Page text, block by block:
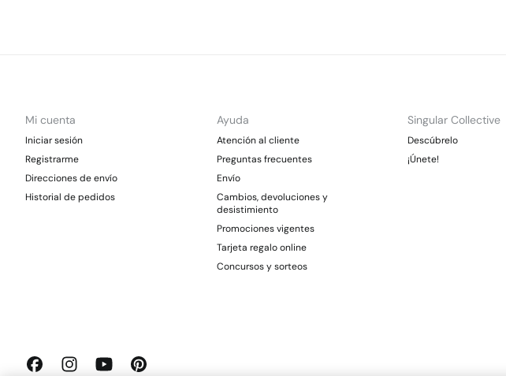
Mi cuenta
Iniciar sesión
Registrarme
Direcciones de envío
Historial de pedidos
Ayuda
Atención al cliente
Preguntas frecuentes
Envío
Cambios, devoluciones y
desistimiento
Promociones vigentes
Tarjeta regalo online
Concursos y sorteos
Singular Collective
Descúbrelo
¡Únete!